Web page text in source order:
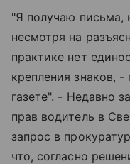
"Я получаю письма,
несмотря на
практике нет
крепления знаков,
газете". - Недавно
прав водитель в
запрос в
что, согласно